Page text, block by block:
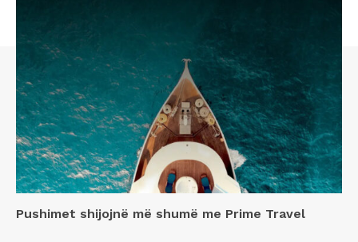
Pushimet shijojnë më shumë me Prime Travel